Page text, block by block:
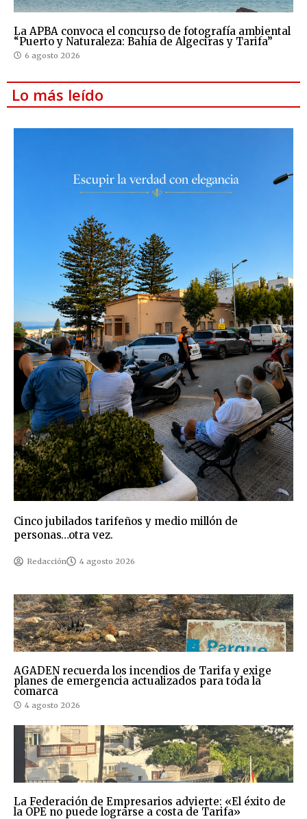
La APBA convoca el concurso de fotografía ambiental
“Puerto y Naturaleza: Bahía de Algeciras y Tarifa”
6 agosto 2026
Lo más leído
Cinco jubilados tarifeños y medio millón de
personas…otra vez.
Redacción 4 agosto 2026
AGADEN recuerda los incendios de Tarifa y exige
planes de emergencia actualizados para toda la
comarca
4 agosto 2026
La Federación de Empresarios advierte: «El éxito de
la OPE no puede lograrse a costa de Tarifa»